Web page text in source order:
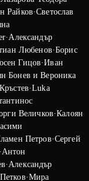
Райков·Светослав
· Александър
Любенов·Борис
Гицов·Иван
Бонев и Вероника
·Luka
Величков·Калоян
Петров·Сергей
Антон
· Александър
·Мира